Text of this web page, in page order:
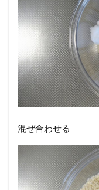
混ぜ合わせる